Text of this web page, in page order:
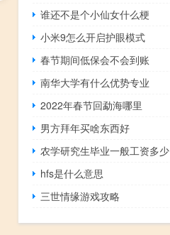
谁还不是个小仙女什么梗
小米9怎么开启护眼模式
春节期间低保会不会到账
南华大学有什么优势专业
2022年春节回勐海哪里
男方拜年买啥东西好
农学研究生毕业一般工资多少
hfs是什么意思
三世情缘游戏攻略